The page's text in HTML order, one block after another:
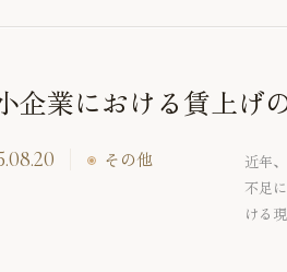
企業における賃上げ
その他
近年
不足
ける